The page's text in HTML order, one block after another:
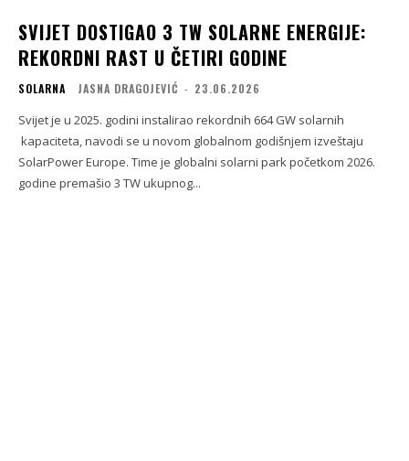
SVIJET DOSTIGAO 3 TW SOLARNE ENERGIJE:
REKORDNI RAST U ČETIRI GODINE
SOLARNA JASNA DRAGOJEVIĆ - 23.06.2026
Svijet je u 2025. godini instalirao rekordnih 664 GW solarnih
kapaciteta, navodi se u novom globalnom godišnjem izveštaju
SolarPower Europe. Time je globalni solarni park početkom 2026.
godine premašio 3 TW ukupnog...